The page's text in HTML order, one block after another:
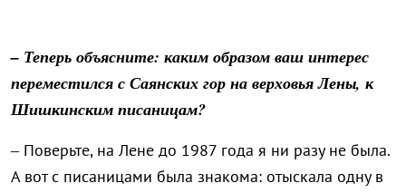
– Теперь объясните: каким образом ваш интерес
переместился с Саянских гор на верховья Лены, к
Шишкинским писаницам?
– Поверьте, на Лене до 1987 года я ни разу не была.
А вот с писаницами была знакома: отыскала одну в